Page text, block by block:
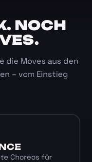
NOCH
die Moves aus den
– vom Einstieg
Choreos für